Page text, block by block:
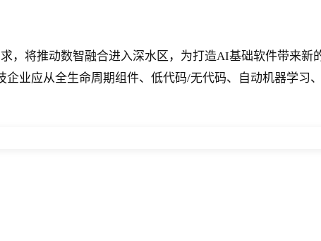
，将推动数智融合进入深水区，为打造AI基础软件带来新
业应从全生命周期组件、低代码/无代码、自动机器学习